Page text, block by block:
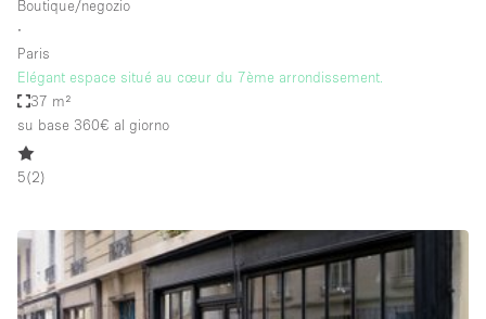
Atelier / Laboratorio
Fiera/festival
Galleria d'arte
Boutique/negozio
∙
Paris
Elégant espace situé au cœur du 7ème arrondissement.
37 m²
su base 360€ al giorno
5(2)